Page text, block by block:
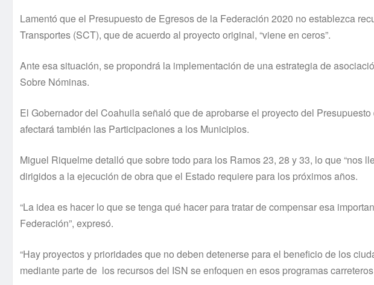
Lamentó que el Presupuesto de Egresos de la Federación 2020 no establezca
Transportes (SCT), que de acuerdo al proyecto original, “viene en ceros”.
Ante esa situación, se propondrá la implementación de una estrategia de
Sobre Nóminas.
El Gobernador del Coahuila señaló que de aprobarse el proyecto del
afectará también las Participaciones a los Municipios.
Miguel Riquelme detalló que sobre todo para los Ramos 23, 28 y 33, lo que “nos
dirigidos a la ejecución de obra que el Estado requiere para los próximos años.
“La idea es hacer lo que se tenga qué hacer para tratar de compensar esa
Federación”, expresó.
“Hay proyectos y prioridades que no deben detenerse para el beneficio de los
mediante parte de los recursos del ISN se enfoquen en esos programas